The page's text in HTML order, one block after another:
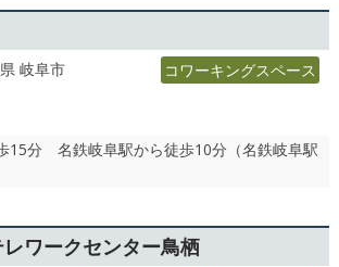
岐阜市 コワーキングスペース
15分 名鉄岐阜駅から徒歩10分（名鉄岐阜駅
ワークセンター鳥栖